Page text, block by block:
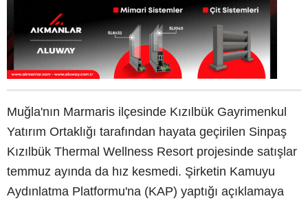
Muğla'nın Marmaris ilçesinde Kızılbük Gayrimenkul
Yatırım Ortaklığı tarafından hayata geçirilen Sinpaş
Kızılbük Thermal Wellness Resort projesinde satışlar
temmuz ayında da hız kesmedi. Şirketin Kamuyu
Aydınlatma Platformu'na (KAP) yaptığı açıklamaya